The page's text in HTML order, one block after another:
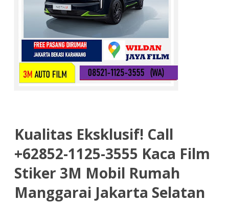
Kualitas Eksklusif! Call
+62852-1125-3555 Kaca Film
Stiker 3M Mobil Rumah
Manggarai Jakarta Selatan